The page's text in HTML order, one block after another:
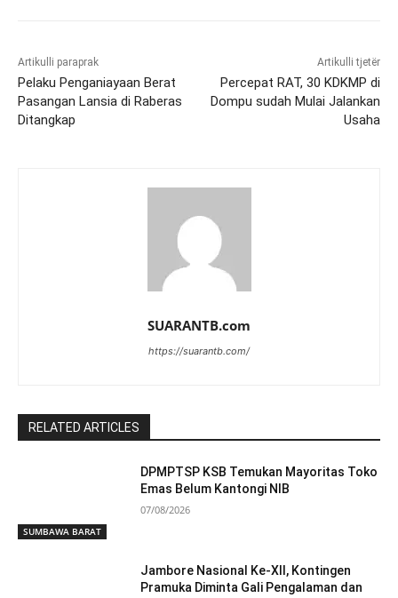
Artikulli paraprak
Pelaku Penganiayaan Berat
Pasangan Lansia di Raberas
Ditangkap
Artikulli tjetër
Percepat RAT, 30 KDKMP di
Dompu sudah Mulai Jalankan
Usaha
SUARANTB.com
https://suarantb.com/
RELATED ARTICLES
SUMBAWA BARAT
DPMPTSP KSB Temukan Mayoritas Toko
Emas Belum Kantongi NIB
07/08/2026
Jambore Nasional Ke-XII, Kontingen
Pramuka Diminta Gali Pengalaman dan